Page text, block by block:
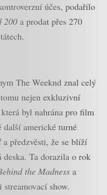
účes, podařilo
200 a prodat přes 270
The Weeknd znal celý
nejen exkluzivní
byl nahrána pro film
další americké turné
a předzvěsti, že se blíží
Ta dorazila o rok
the Madness a
show.